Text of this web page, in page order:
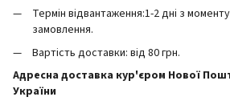
Термін відвантаження:1-2 дні з
замовлення.
Вартість доставки: від 80 грн.
Адресна доставка кур'єром Нової
України